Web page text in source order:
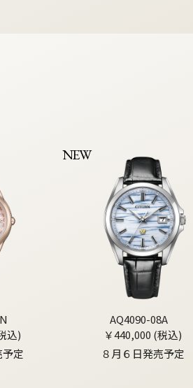
込)
予定
NEW
AQ4090-08A
￥440,000 (税込)
８月６日発売予定